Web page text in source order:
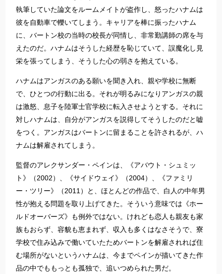
執筆していた論文をルームメイトが盗作し、怒ったハナムは
彼を自動車で轢いてしまう。キャリアを棒に振ったハナム
に、バートン校の当時の校長が同情し、非常勤講師の席を与
えたのだ。ハナムはそうした経歴を恥じていて、誤魔化し見
栄を張ってしまう、そうした心の弱さを抱えている。
ハナムはアンガスのある願いを聞き入れ、親や学校に無断
で、ひとつの行動に出る。それが明るみになりアンガスの親
は激怒、息子を陸軍士官学校に転入させようとする。それに
対しハナムは、自分がアンガスを説得してそうしたのだと嘘
をつく。アンガスはバートンに留まることを許されるが、ハ
ナムは解雇されてしまう。
監督のアレクサンダー・ペインは、《アバウト・シュミッ
ト》（2002）、《サイドウェイ》（2004）、《ファミリ
ー・ツリー》（2011）と、ほとんどの作品で、白人の中年男
性が抱える問題を取り上げてきた。そういう意味では《ホー
ルドオーバーズ》も例外ではない。けれども恋人も親友も家
族もおらず、容貌も恵まれず、収入も多くはなさそうで、寮
学校で住み込みで働いていたためバートンを解雇されれば住
む場所がないというハナムは、今までペインが描いてきた作
品の中でももっとも孤独で、追いつめられた男だ。